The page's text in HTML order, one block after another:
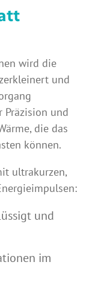
wird die
und
Präzision und
die das
können.
ultrakurzen,
und
im